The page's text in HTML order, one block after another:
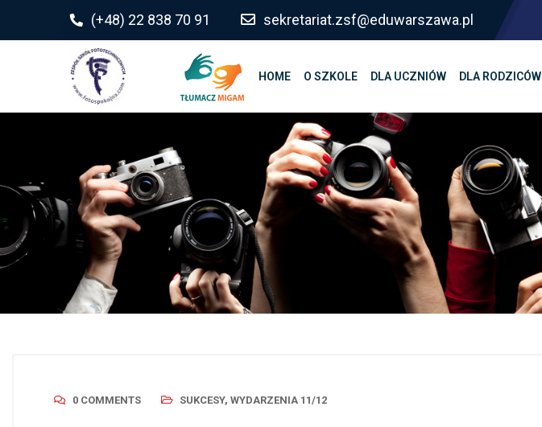
(+48) 22 838 70 91 sekretariat.zsf@eduwarszawa.pl
HOME O SZKOLE DLA UCZNIÓW DLA RODZICÓW
0 COMMENTS SUKCESY, WYDARZENIA 11/12